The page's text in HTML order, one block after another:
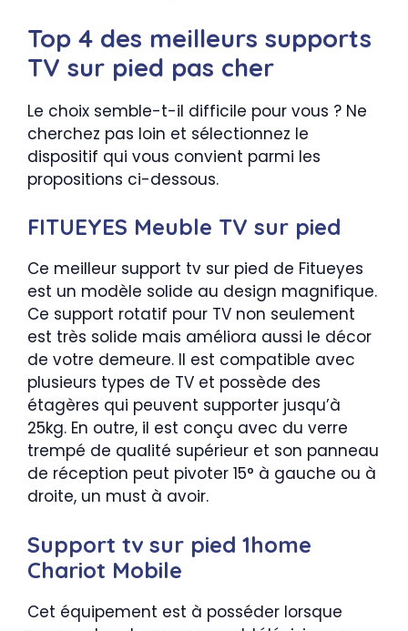
Top 4 des meilleurs supports
TV sur pied pas cher
Le choix semble-t-il difficile pour vous ? Ne
cherchez pas loin et sélectionnez le
dispositif qui vous convient parmi les
propositions ci-dessous.
FITUEYES Meuble TV sur pied
Ce meilleur support tv sur pied de Fitueyes
est un modèle solide au design magnifique.
Ce support rotatif pour TV non seulement
est très solide mais améliora aussi le décor
de votre demeure. Il est compatible avec
plusieurs types de TV et possède des
étagères qui peuvent supporter jusqu’à
25kg. En outre, il est conçu avec du verre
trempé de qualité supérieur et son panneau
de réception peut pivoter 15° à gauche ou à
droite, un must à avoir.
Support tv sur pied 1home
Chariot Mobile
Cet équipement est à posséder lorsque